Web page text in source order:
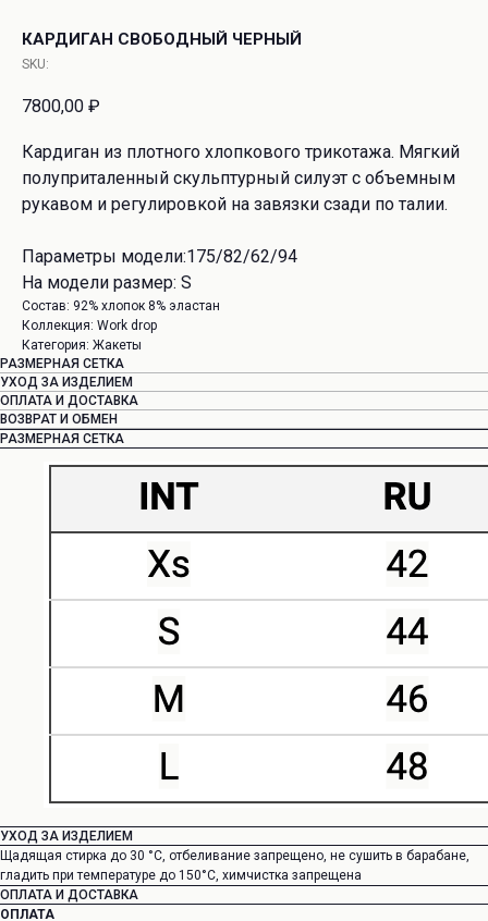
КАРДИГАН СВОБОДНЫЙ ЧЕРНЫЙ
SKU:
7800,00 ₽
Кардиган из плотного хлопкового трикотажа. Мягкий
полуприталенный скульптурный силуэт с объемным
рукавом и регулировкой на завязки сзади по талии.
Параметры модели:175/82/62/94
На модели размер: S
Состав: 92% хлопок 8% эластан
Коллекция: Work drop
Категория: Жакеты
РАЗМЕРНАЯ СЕТКА
УХОД ЗА ИЗДЕЛИЕМ
ОПЛАТА И ДОСТАВКА
ВОЗВРАТ И ОБМЕН
РАЗМЕРНАЯ СЕТКА
УХОД ЗА ИЗДЕЛИЕМ
Щадящая стирка до 30 °C, отбеливание запрещено, не сушить в барабане,
гладить при температуре до 150°C, химчистка запрещена
ОПЛАТА И ДОСТАВКА
ОПЛАТА